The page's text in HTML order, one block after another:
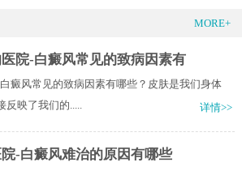
MORE+
院-白癜风常见的致病因素有
癜风常见的致病因素有哪些？皮肤是我们身体
反映了我们的.....
详情>>
-白癜风难治的原因有哪些